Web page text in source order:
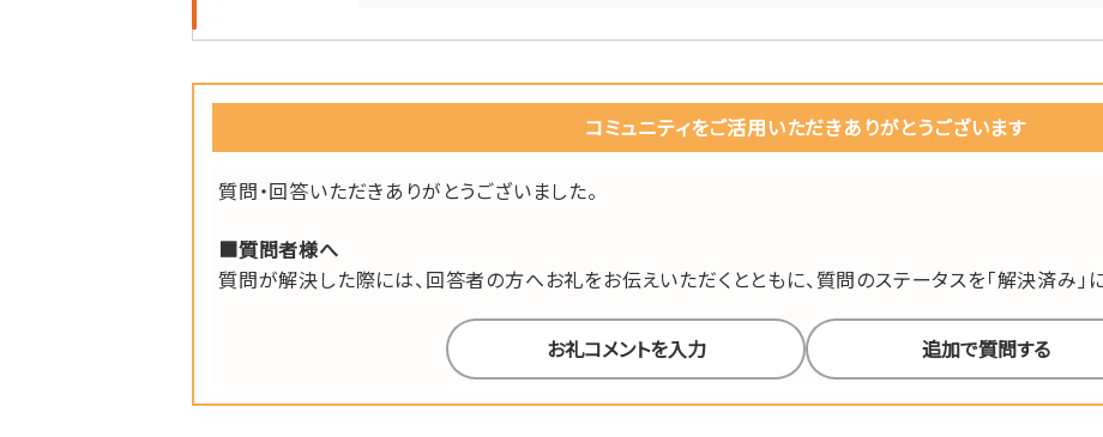
コミュニティをご活用いただきありがとうございます
質問・回答いただきありがとうございました。
■質問者様へ
質問が解決した際には、回答者の方へお礼をお伝えいただくとともに、質問のステータスを「解決済み」
お礼コメントを入力 追加で質問する